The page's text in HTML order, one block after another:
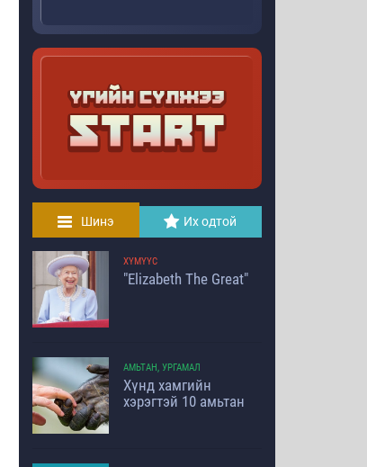
Шинэ Их одтой
ХҮМҮҮС
"Elizabeth The Great"
АМЬТАН, УРГАМАЛ
Хүнд хамгийн
хэрэгтэй 10 амьтан